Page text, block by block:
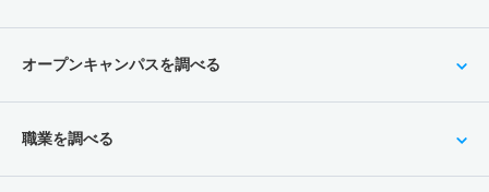
オープンキャンパスを調べる
職業を調べる